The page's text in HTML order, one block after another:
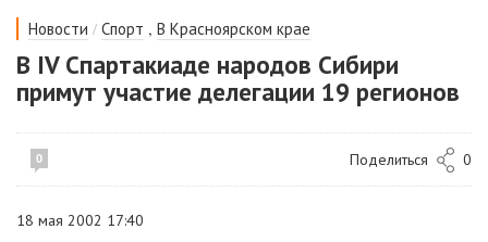
Новости / Спорт , В Красноярском крае
В IV Спартакиаде народов Сибири
примут участие делегации 19 регионов
0 Поделиться 0
18 мая 2002 17:40